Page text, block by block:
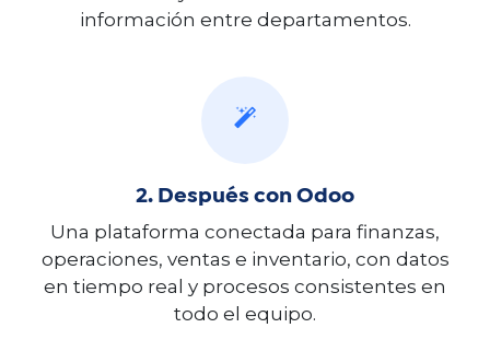
información entre departamentos.
2. Después con Odoo
Una plataforma conectada para finanzas,
operaciones, ventas e inventario, con datos
en tiempo real y procesos consistentes en
todo el equipo.